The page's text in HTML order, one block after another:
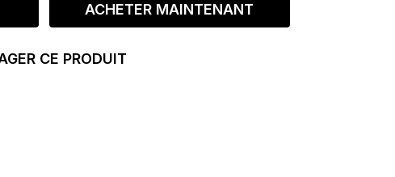
ACHETER MAINTENANT
CE PRODUIT